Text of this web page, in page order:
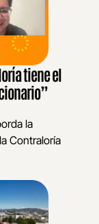
tiene el
la
Contraloría